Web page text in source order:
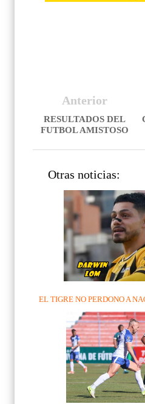
Anterior
RESULTADOS DEL
FUTBOL AMISTOSO
Otras noticias:
EL TIGRE NO PERDONO A